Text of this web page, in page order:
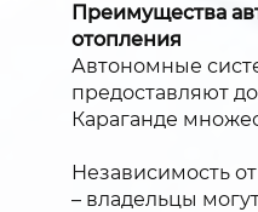
Преимущества
отопления
Автономные
предоставляют
Караганде
Независимость
– владельцы